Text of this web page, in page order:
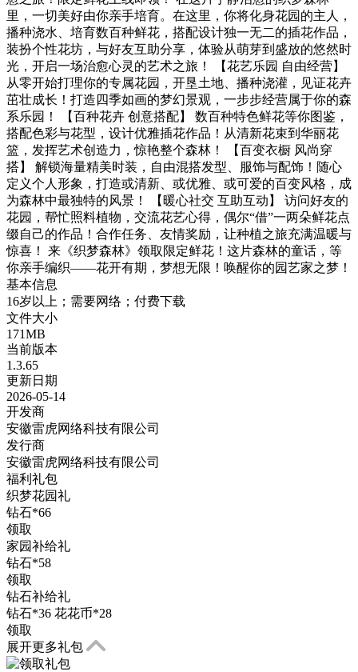
里，一切美好由你亲手培育。在这里，你将化身花园的主人，
播种浇水、培育数百种鲜花，搭配设计独一无二的插花作品，
装扮个性花坊，与好友互助分享，体验从萌芽到盛放的悠然时
光，开启一场治愈心灵的艺术之旅！ 【花艺乐园 自由经营】
从零开始打理你的专属花园，开垦土地、播种浇灌，见证花卉
茁壮成长！打造四季如画的梦幻景观，一步步经营属于你的森
系乐园！ 【百种花卉 创意搭配】 数百种特色鲜花等你图鉴，
搭配色彩与花型，设计优雅插花作品！从清新花束到华丽花
篮，发挥艺术创造力，惊艳整个森林！ 【百变衣橱 风尚穿
搭】 解锁海量精美时装，自由混搭发型、服饰与配饰！随心
定义个人形象，打造或清新、或优雅、或可爱的百变风格，成
为森林中最独特的风景！ 【暖心社交 互助互动】 访问好友的
花园，帮忙照料植物，交流花艺心得，偶尔“借”一两朵鲜花点
缀自己的作品！合作任务、友情奖励，让种植之旅充满温暖与
惊喜！ 来《织梦森林》领取限定鲜花！这片森林的童话，等
你亲手编织——花开有期，梦想无限！唤醒你的园艺家之梦！
基本信息
16岁以上；需要网络；付费下载
文件大小
171MB
当前版本
1.3.65
更新日期
2026-05-14
开发商
安徽雷虎网络科技有限公司
发行商
安徽雷虎网络科技有限公司
福利礼包
织梦花园礼
钻石*66
领取
家园补给礼
钻石*58
领取
钻石补给礼
钻石*36 花花币*28
领取
展开更多礼包